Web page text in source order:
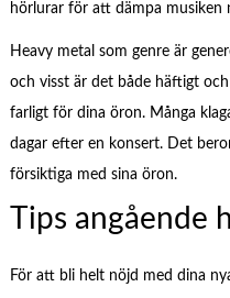
hörlurar för att dämpa musiken
Heavy metal som genre är
och visst är det både häftigt
farligt för dina öron. Många
dagar efter en konsert. Det
försiktiga med sina öron.
Tips angående
För att bli helt nöjd med dina